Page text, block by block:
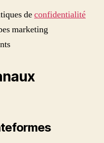
deconfidentialité
marketing